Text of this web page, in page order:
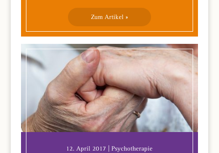
Zum Artikel »
12. April 2017 | Psychotherapie